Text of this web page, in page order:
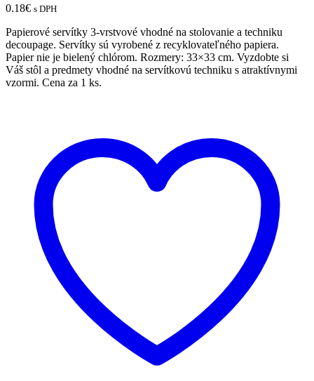
0.18€ s DPH
Papierové servítky 3-vrstvové vhodné na stolovanie a techniku
decoupage. Servítky sú vyrobené z recyklovateľného papiera.
Papier nie je bielený chlórom. Rozmery: 33×33 cm. Vyzdobte si
Váš stôl a predmety vhodné na servítkovú techniku s atraktívnymi
vzormi. Cena za 1 ks.